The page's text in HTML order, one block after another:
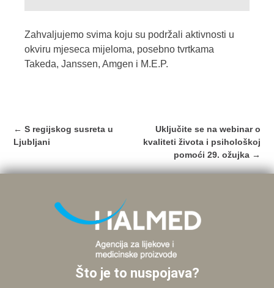
Zahvaljujemo svima koju su podržali aktivnosti u
okviru mjeseca mijeloma, posebno tvrtkama
Takeda, Janssen, Amgen i M.E.P.
Post
navigation
← S regijskog susreta u
Ljubljani
Uključite se na webinar o
kvaliteti života i psihološkoj
pomoći 29. ožujka →
Što je to nuspojava?